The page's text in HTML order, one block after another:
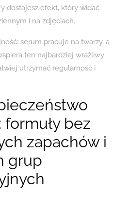
dostajesz efekt, który widać
i na zdjęciach.
serum pracuje na twarzy, a
ten najbardziej wrażliwy
utrzymać regularność i
formuły bez
zapachów i
grup